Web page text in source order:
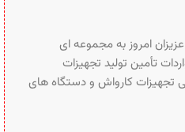
امروز به مجموعه ای
تأمین تولید تجهیزات
تجهیزات کارواش و دستگاه های